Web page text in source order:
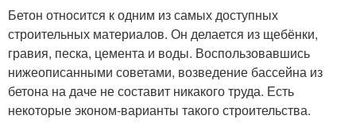
Бетон относится к одним из самых доступных
строительных материалов. Он делается из щебёнки,
гравия, песка, цемента и воды. Воспользовавшись
нижеописанными советами, возведение бассейна из
бетона на даче не составит никакого труда. Есть
некоторые эконом-варианты такого строительства.